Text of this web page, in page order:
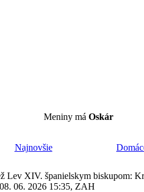
Meniny má Oskár
Najnovšie
Lev XIV. španielskym biskupom:
06. 2026 15:35, ZAH